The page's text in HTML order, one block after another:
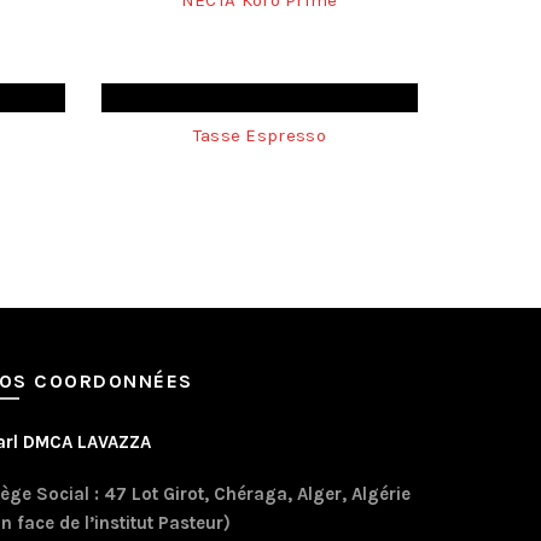
Tasse Espresso
COORDONNÉES
DMCA LAVAZZA
Social : 47 Lot Girot, Chéraga, Alger, Algérie
face de l’institut Pasteur)